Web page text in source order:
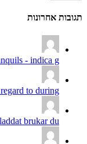
תגובות אחרונות
- indica g...
to during...
brukar du...